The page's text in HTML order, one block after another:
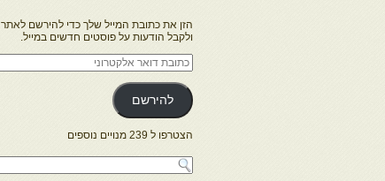
הזן את כתובת המייל שלך כדי להירשם לאתר
ולקבל הודעות על פוסטים חדשים במייל.
כתובת
דואר
אלקטרוני
להירשם
הצטרפו ל 239 מנויים נוספים